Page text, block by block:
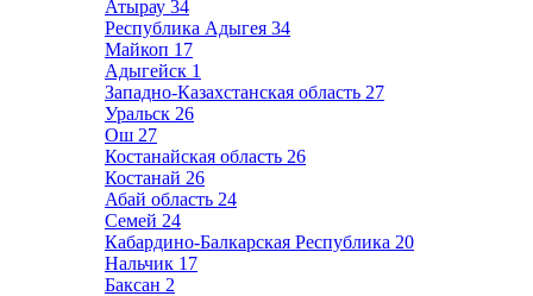
Атырау 34
Республика Адыгея 34
Майкоп 17
Адыгейск 1
Западно-Казахстанская область 27
Уральск 26
Ош 27
Костанайская область 26
Костанай 26
Абай область 24
Семей 24
Кабардино-Балкарская Республика 20
Нальчик 17
Баксан 2